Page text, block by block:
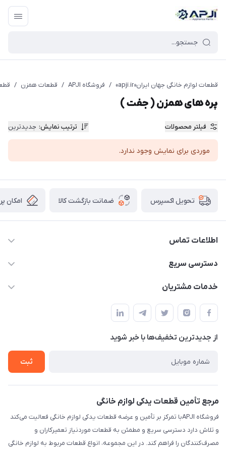
قطعات یدکی و جانبی لوازم خانگی جهان ایران
قطعات لوازم خانگی جهان ایران«apji.ir» / فروشگاه APJI / قطعات همزن /
پره های همزن ( جفت )
فیلتر محصولات ترتیب نمایش: جدیدترین
موردی برای نمایش وجود ندارد.
تحویل اکسپرس ضمانت بازگشت کالا امکان
اطلاعات تماس
09106753413
دسترسی سریع
حساب کاربری
لیست محصولات
درباره ما
خدمات مشتریان
قوانین و مقررات
حریم خصوصی
راهنما
از جدید‌ترین تخفیف‌ها با‌ خبر شوید
ثبت
مرجع تأمین قطعات یدکی لوازم خانگی
فروشگاه APJIبا تمرکز بر تأمین و عرضه قطعات یدکی لوازم خانگی فعالیت می‌کند
و تلاش دارد دسترسی سریع و مطمئن به قطعات موردنیاز تعمیرکاران و
مصرف‌کنندگان را فراهم کند. در این مجموعه، انواع قطعات مربوط به لوازم خانگی